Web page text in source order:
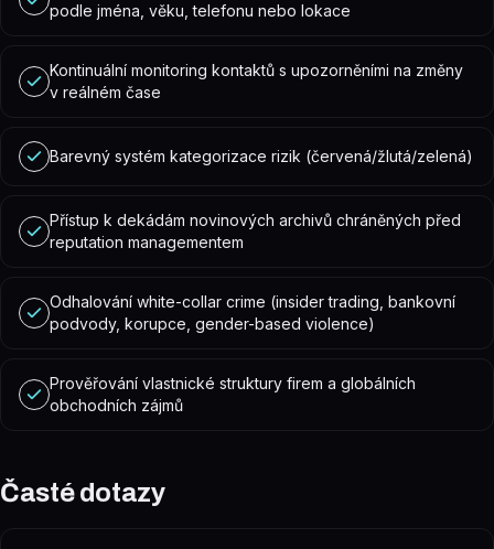
podle jména, věku, telefonu nebo lokace
Kontinuální monitoring kontaktů s upozorněními na změny
v reálném čase
Barevný systém kategorizace rizik (červená/žlutá/zelená)
Přístup k dekádám novinových archivů chráněných před
reputation managementem
Odhalování white-collar crime (insider trading, bankovní
podvody, korupce, gender-based violence)
Prověřování vlastnické struktury firem a globálních
obchodních zájmů
Časté dotazy